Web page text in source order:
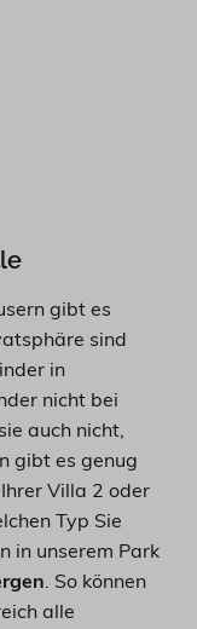
gibt es
sind
in
nicht bei
auch nicht,
gibt es genug
Villa 2 oder
Typ Sie
in unserem Park
. So können
alle